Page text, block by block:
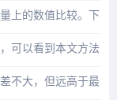
上的数值比较。下
可以看到本文方法
不大，但远高于最